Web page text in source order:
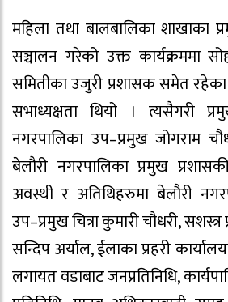
महिला तथा बालबालिका शाखाका
सञ्चालन गरेको उक्त कार्यक्रममा
समितीका उजुरी प्रशासक समेत
सभाध्यक्षता थियो । त्यसैगरी
नगरपालिका उप–प्रमुख जोगराम
बेलौरी नगरपालिका प्रमुख
अवस्थी र अतिथिहरुमा बेलौरी
उप–प्रमुख चित्रा कुमारी चौधरी,
सन्दिप अर्याल, ईलाका प्रहरी
लगायत वडाबाट जनप्रतिनिधि,